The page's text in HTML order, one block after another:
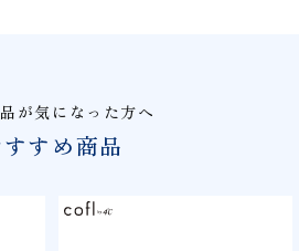
が気になった方へ
すめ商品